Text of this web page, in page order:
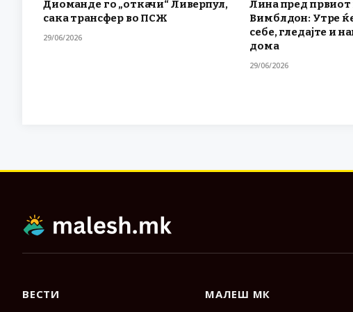
Диоманде го „откачи“ Ливерпул,
сака трансфер во ПСЖ
29/06/2026
Лина пред првиот
Вимблдон: Утре
себе, гледајте и
дома
29/06/2026
ВЕСТИ МАЛЕШ МК